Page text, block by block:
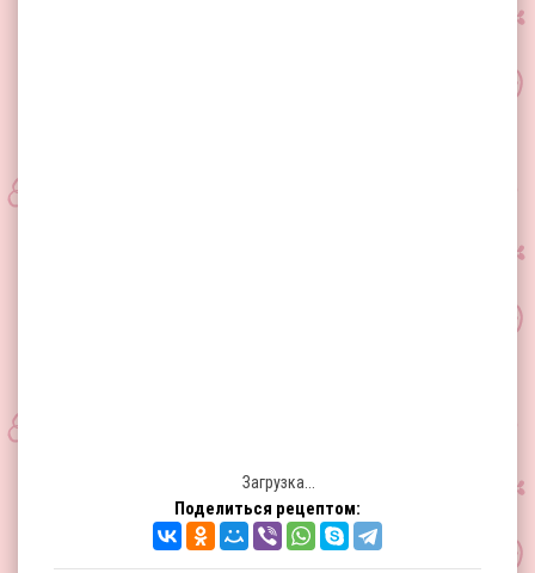
Загрузка...
Поделиться рецептом: